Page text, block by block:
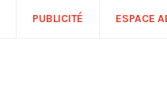
PUBLICITÉ ESPACE